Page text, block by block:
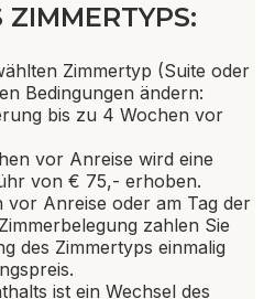
Zimmertyp (Suite oder
Bedingungen ändern:
bis zu 4 Wochen vor
vor Anreise wird eine
von € 75,- erhoben.
vor Anreise oder am Tag der
zahlen Sie
des Zimmertyps einmalig
ist ein Wechsel des